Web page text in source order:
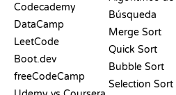
Codecademy
DataCamp
LeetCode
Boot.dev
freeCodeCamp
Búsqueda
Merge Sort
Quick Sort
Bubble Sort
Selection Sort